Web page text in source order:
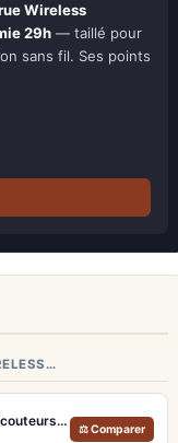
Wireless
29h — taillé pour
sans fil. Ses points
ASUS ROG Cetra SpeedNova ANC – Écouteurs Gaming Latence <40 ms 24 bits
⚖ Comparer